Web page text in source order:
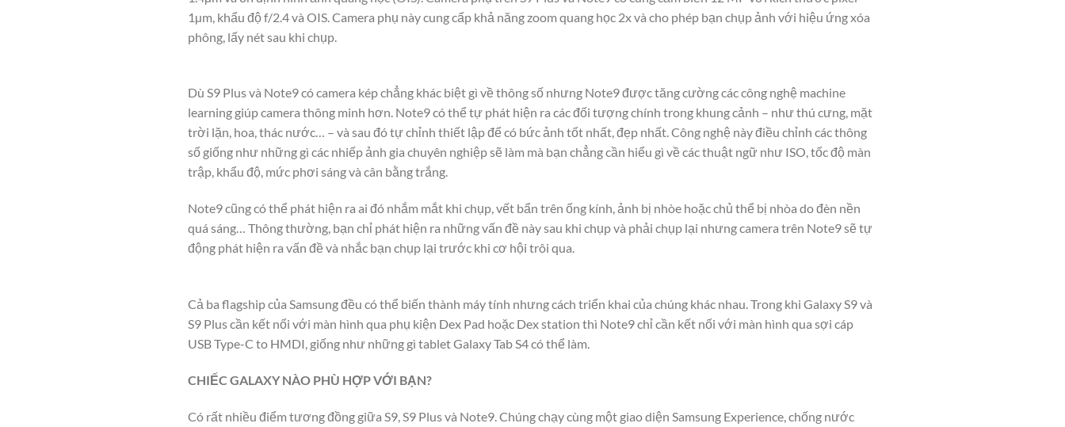
1µm, khẩu độ f/2.4 và OIS. Camera phụ này cung cấp khả năng zoom quang học 2x và cho phép bạn chụp ảnh với hiệu ứng xóa
phông, lấy nét sau khi chụp.
Dù S9 Plus và Note9 có camera kép chẳng khác biệt gì về thông số nhưng Note9 được tăng cường các công nghệ machine
learning giúp camera thông minh hơn. Note9 có thể tự phát hiện ra các đối tượng chính trong khung cảnh – như thú cưng, mặt
trời lặn, hoa, thác nước… – và sau đó tự chỉnh thiết lập để có bức ảnh tốt nhất, đẹp nhất. Công nghệ này điều chỉnh các thông
số giống như những gì các nhiếp ảnh gia chuyên nghiệp sẽ làm mà bạn chẳng cần hiểu gì về các thuật ngữ như ISO, tốc độ màn
trập, khẩu độ, mức phơi sáng và cân bằng trắng.
Note9 cũng có thể phát hiện ra ai đó nhắm mắt khi chụp, vết bẩn trên ống kính, ảnh bị nhòe hoặc chủ thể bị nhòa do đèn nền
quá sáng… Thông thường, bạn chỉ phát hiện ra những vấn đề này sau khi chụp và phải chụp lại nhưng camera trên Note9 sẽ tự
động phát hiện ra vấn đề và nhắc bạn chụp lại trước khi cơ hội trôi qua.
Cả ba flagship của Samsung đều có thể biến thành máy tính nhưng cách triển khai của chúng khác nhau. Trong khi Galaxy S9 và
S9 Plus cần kết nối với màn hình qua phụ kiện Dex Pad hoặc Dex station thì Note9 chỉ cần kết nối với màn hình qua sợi cáp
USB Type-C to HMDI, giống như những gì tablet Galaxy Tab S4 có thể làm.
CHIẾC GALAXY NÀO PHÙ HỢP VỚI BẠN?
Có rất nhiều điểm tương đồng giữa S9, S9 Plus và Note9. Chúng chạy cùng một giao diện Samsung Experience, chống nước